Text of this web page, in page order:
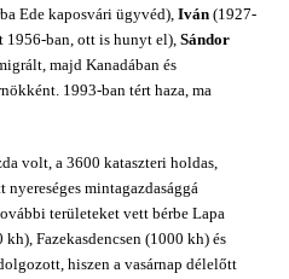
Ede kaposvári ügyvéd), Iván (1927-
1956-ban, ott is hunyt el), Sándor
majd Kanadában és
1993-ban tért haza, ma
volt, a 3600 kataszteri holdas,
mintagazdasággá
területeket vett bérbe Lapa
Fazekasdencsen (1000 kh) és
hiszen a vasárnap délelőtt